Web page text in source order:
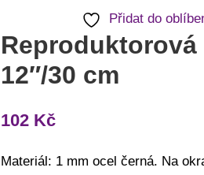
Přidat do
Reproduktorová
12″/30 cm
102 Kč
Materiál: 1 mm ocel černá. Na